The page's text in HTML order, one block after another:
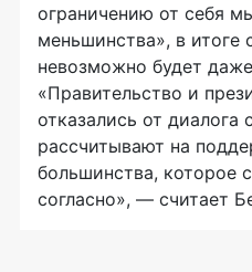
ограничению от себя
меньшинства», в итоге
невозможно будет
«Правительство и
отказались от
рассчитывают на
большинства, которое
согласно», — считает